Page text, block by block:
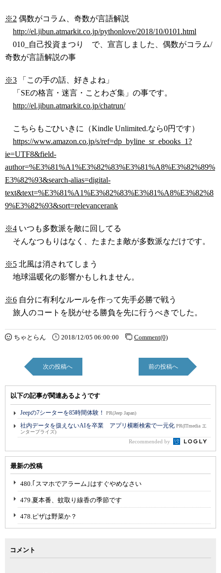
※2 偶数がコラム、奇数が言語解説
http://el.jibun.atmarkit.co.jp/pythonlove/2018/10/0101.html
010_自己投資まつり で、宣言しました、偶数がコラム/
奇数が言語解説の事
※3 「この手の話、好きよね」
「SEの格言・迷言・ことわざ集」の事です。
http://el.jibun.atmarkit.co.jp/chatrun/
こちらもごひいきに（Kindle Unlimited.なら0円です）
https://www.amazon.co.jp/s/ref=dp_byline_sr_ebooks_1?
ie=UTF8&field-
author=%E3%81%A1%E3%82%83%E3%81%A8%E3%82%89%
E3%82%93&search-alias=digital-
text&text=%E3%81%A1%E3%82%83%E3%81%A8%E3%82%8
9%E3%82%93&sort=relevancerank
※4 いつも多数派を敵に回してる
そんなつもりはなく、たまたま敵が多数派なだけです。
※5 北風は消されてしまう
地球温暖化の影響かもしれません。
※6 自分に有利なルールを作って先手必勝で戦う
旅人のコートを脱がせる勝負を先に行うべきでした。
ちゃとらん 2018/12/05 06:00:00 Comment(0)
次の投稿へ 前の投稿へ
以下の記事が関連あるようです
Jeepの7シーターを85時間体験！ PR(Jeep Japan)
社内データを扱えないAIを卒業 アプリ横断検索で一元化 PR(ITmedia エ
ンタープライズ)
Recommended by
最新の投稿
480.｢スマホでアラーム｣はすぐやめなさい
479.夏本番、蚊取り線香の季節です
478.ピザは野菜か？
コメント